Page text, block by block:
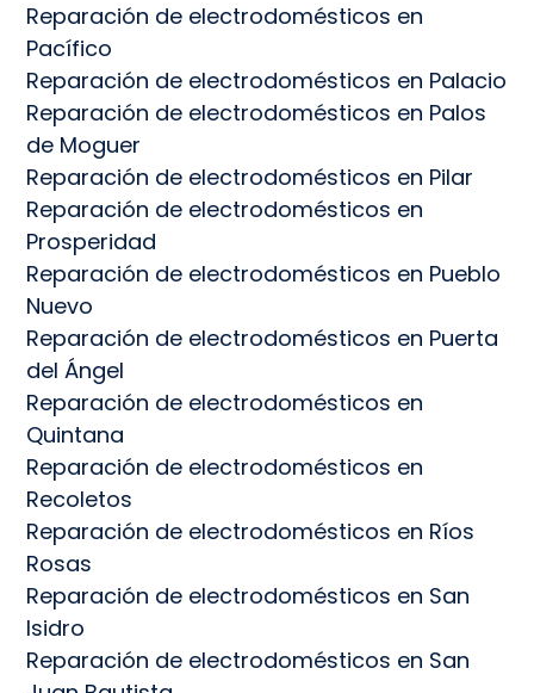
Reparación de electrodomésticos en
Pacífico
Reparación de electrodomésticos en Palacio
Reparación de electrodomésticos en Palos
de Moguer
Reparación de electrodomésticos en Pilar
Reparación de electrodomésticos en
Prosperidad
Reparación de electrodomésticos en Pueblo
Nuevo
Reparación de electrodomésticos en Puerta
del Ángel
Reparación de electrodomésticos en
Quintana
Reparación de electrodomésticos en
Recoletos
Reparación de electrodomésticos en Ríos
Rosas
Reparación de electrodomésticos en San
Isidro
Reparación de electrodomésticos en San